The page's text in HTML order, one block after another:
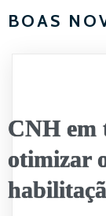
BOAS
CNH em
otimizar